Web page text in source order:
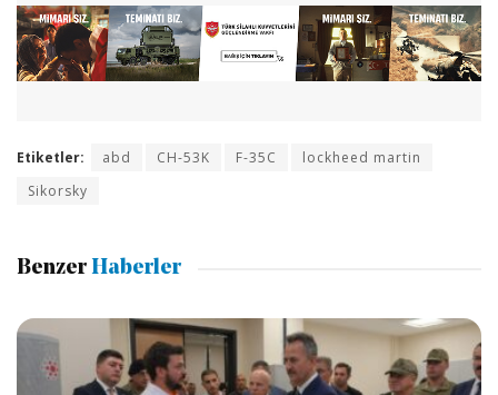
Etiketler: abd CH-53K F-35C
lockheed martin
Sikorsky
Benzer Haberler